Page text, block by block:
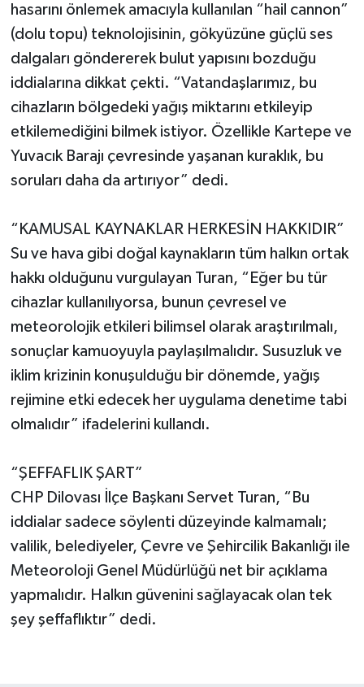
hasarını önlemek amacıyla kullanılan “hail cannon”
(dolu topu) teknolojisinin, gökyüzüne güçlü ses
dalgaları göndererek bulut yapısını bozduğu
iddialarına dikkat çekti. “Vatandaşlarımız, bu
cihazların bölgedeki yağış miktarını etkileyip
etkilemediğini bilmek istiyor. Özellikle Kartepe ve
Yuvacık Barajı çevresinde yaşanan kuraklık, bu
soruları daha da artırıyor” dedi.
“KAMUSAL KAYNAKLAR HERKESİN HAKKIDIR”
Su ve hava gibi doğal kaynakların tüm halkın ortak
hakkı olduğunu vurgulayan Turan, “Eğer bu tür
cihazlar kullanılıyorsa, bunun çevresel ve
meteorolojik etkileri bilimsel olarak araştırılmalı,
sonuçlar kamuoyuyla paylaşılmalıdır. Susuzluk ve
iklim krizinin konuşulduğu bir dönemde, yağış
rejimine etki edecek her uygulama denetime tabi
olmalıdır” ifadelerini kullandı.
“ŞEFFAFLIK ŞART”
CHP Dilovası İlçe Başkanı Servet Turan, “Bu
iddialar sadece söylenti düzeyinde kalmamalı;
valilik, belediyeler, Çevre ve Şehircilik Bakanlığı ile
Meteoroloji Genel Müdürlüğü net bir açıklama
yapmalıdır. Halkın güvenini sağlayacak olan tek
şey şeffaflıktır” dedi.